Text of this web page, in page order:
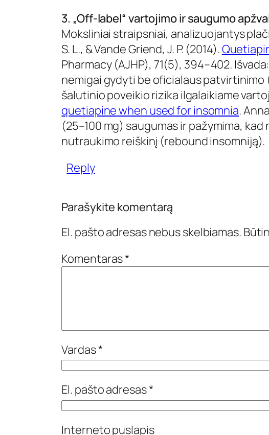
3. „Off-label“ vartojimo ir saugumo
Moksliniai straipsniai, analizuojantys
S. L., & Vande Griend, J. P. (2014).
Pharmacy (AJHP), 71(5), 394–402.
nemigai gydyti be oficialaus
šalutinio poveikio rizika ilgalaikiame
quetiapine when used for insomnia.
(25–100 mg) saugumas ir pažymima,
nutraukimo reiškinį (rebound insomniją).
Reply
Parašykite komentarą
El. pašto adresas nebus skelbiamas.
Komentaras*
Vardas*
El. pašto adresas*
Interneto puslapis